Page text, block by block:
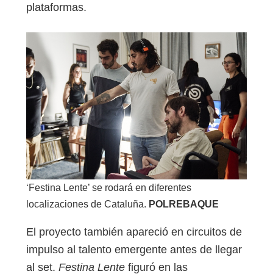
plataformas.
‘Festina Lente’ se rodará en diferentes
localizaciones de Cataluña. POLREBAQUE
El proyecto también apareció en circuitos de
impulso al talento emergente antes de llegar
al set. Festina Lente figuró en las